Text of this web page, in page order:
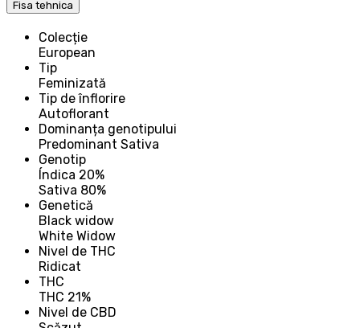
Fisa tehnica
Colecție
European
Tip
Feminizată
Tip de înflorire
Autoflorant
Dominanța genotipului
Predominant Sativa
Genotip
Índica 20%
Sativa 80%
Genetică
Black widow
White Widow
Nivel de THC
Ridicat
THC
THC 21%
Nivel de CBD